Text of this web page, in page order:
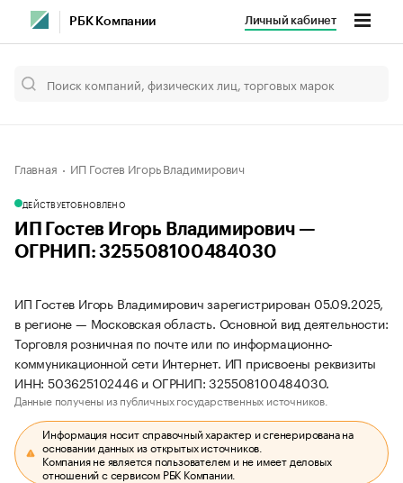
РБК Компании Личный кабинет
Главная ИП Гостев Игорь Владимирович
ДЕЙСТВУЕТОБНОВЛЕНО
ИП Гостев Игорь Владимирович —
ОГРНИП: 325508100484030
ИП Гостев Игорь Владимирович зарегистрирован 05.09.2025,
в регионе — Московская область. Основной вид деятельности:
Торговля розничная по почте или по информационно-
коммуникационной сети Интернет. ИП присвоены реквизиты
ИНН: 503625102446 и ОГРНИП: 325508100484030.
Данные получены из публичных государственных источников.
Информация носит справочный характер и сгенерирована на
основании данных из открытых источников.
Компания не является пользователем и не имеет деловых
отношений с сервисом РБК Компании.